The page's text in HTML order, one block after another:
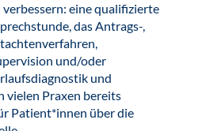
eine qualifizierte
das Antrags-,
und/oder
und
vielen Praxen bereits
Patient*innen über die